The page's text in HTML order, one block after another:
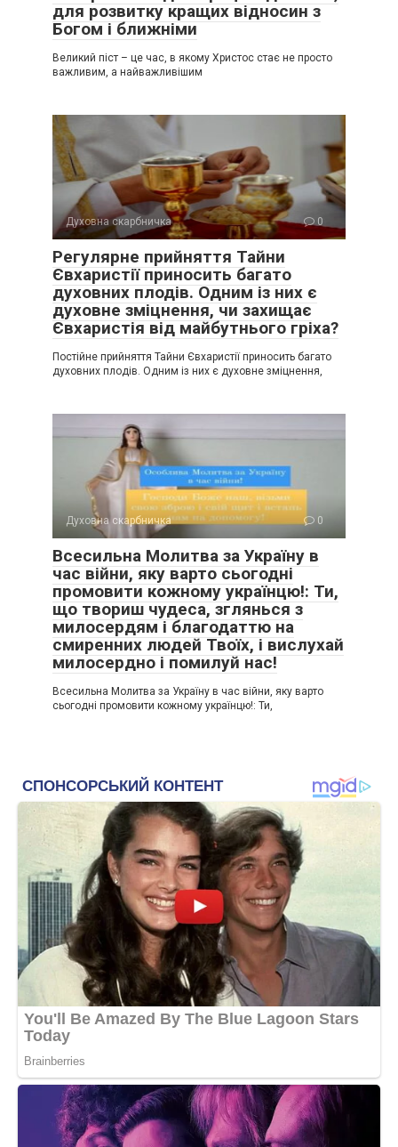
для розвитку кращих відносин з
Богом і ближніми
Великий піст – це час, в якому Христос стає не просто
важливим, а найважливішим
Духовна скарбничка 0
Регулярне прийняття Тайни
Євхаристії приносить багато
духовних плодів. Одним із них є
духовне зміцнення, чи захищає
Євхаристія від майбутнього гріха?
Постійне прийняття Тайни Євхаристії приносить багато
духовних плодів. Одним із них є духовне зміцнення,
Духовна скарбничка 0
Всесильна Молитва за Україну в
час війни, яку варто сьогодні
промовити кожному українцю!: Ти,
що твориш чудеса, зглянься з
милосердям і благодаттю на
смиренних людей Твоїх, і вислухай
милосердно і помилуй нас!
Всесильна Молитва за Україну в час війни, яку варто
сьогодні промовити кожному українцю!: Ти,